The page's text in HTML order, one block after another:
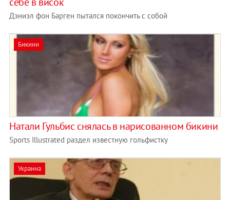
Дэниэл фон Барген пытался покончить с собой
Бикини
Натали Гульбис снялась в нарисованном бикини
Sports Illustrated раздел известную гольфистку
Украина